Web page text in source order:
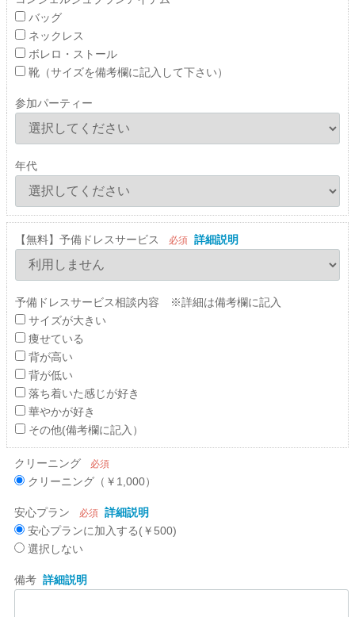
バッグ
ネックレス
ボレロ・ストール
靴（サイズを備考欄に記入して下さい）
参加パーティー
年代
【無料】予備ドレスサービス 必須 詳細説明
予備ドレスサービス相談内容 ※詳細は備考欄に記入
サイズが大きい
痩せている
背が高い
背が低い
落ち着いた感じが好き
華やかが好き
その他(備考欄に記入）
クリーニング 必須
クリーニング（￥1,000）
安心プラン 必須 詳細説明
安心プランに加入する(￥500)
選択しない
備考 詳細説明